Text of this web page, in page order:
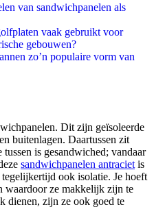
van sandwichpanelen als
vaak gebruikt voor
gebouwen?
zo’n populaire vorm van
Dit zijn geïsoleerde
buitenlagen. Daartussen zit
is gesandwiched; vandaar
sandwichpanelen antraciet is
ook isolatie. Je hoeft
waardoor ze makkelijk zijn te
dienen, zijn ze ook goed te